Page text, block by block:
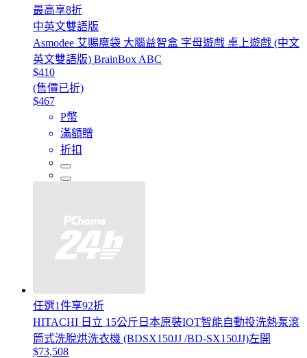
最高享8折
中英文雙語版
Asmodee 艾賜魔袋 大腦益智盒 字母遊戲 桌上遊戲 (中文
英文雙語版) BrainBox ABC
$410
(售價已折)
$467
P幣
滿額贈
折扣
任選1件享92折
HITACHI 日立 15公斤日本原裝IOT智能自動投洗熱泵滾
筒式洗脫烘洗衣機 (BDSX150JJ /BD-SX150JJ)左開
$73,508